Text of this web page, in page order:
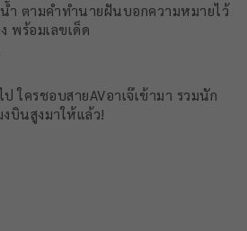
ำ ตามคำทำนายฝันบอกความหมายไว้
พร้อมเลขเด็ด
ใครชอบสายAVอาเจ๊เข้ามา รวมนัก
บินสูงมาให้แล้ว!